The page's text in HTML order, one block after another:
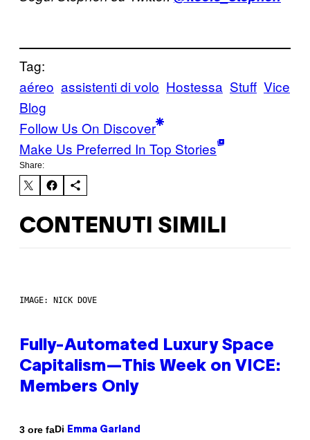
Tag:
aéreo assistenti di volo Hostessa Stuff Vice
Blog
Follow Us On Discover
Make Us Preferred In Top Stories
Share:
CONTENUTI SIMILI
IMAGE: NICK DOVE
Fully-Automated Luxury Space
Capitalism—This Week on VICE:
Members Only
3 ore faDi Emma Garland